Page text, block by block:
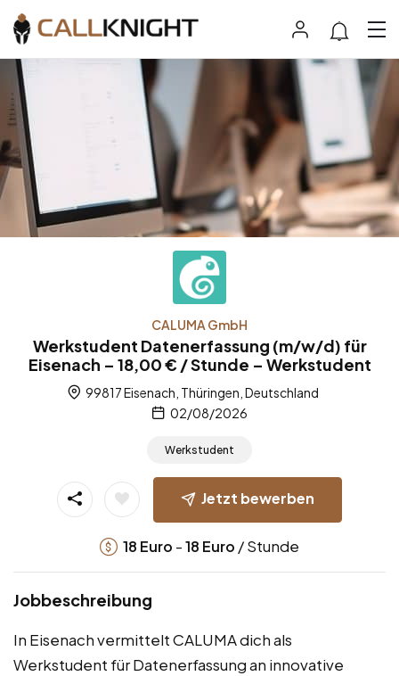
CALUMA GmbH
Werkstudent Datenerfassung (m/w/d) für
Eisenach – 18,00 € / Stunde – Werkstudent
99817 Eisenach, Thüringen, Deutschland
02/08/2026
Werkstudent
Jetzt bewerben
18 Euro -18 Euro / Stunde
Jobbeschreibung
In Eisenach vermittelt CALUMA dich als
Werkstudent für Datenerfassung an innovative